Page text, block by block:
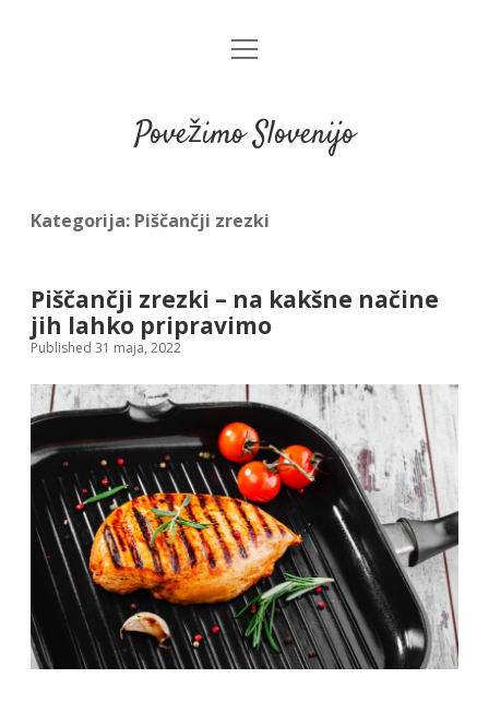
open
Povežimo Slovenijo
Kategorija: Piščančji zrezki
Piščančji zrezki – na kakšne načine
jih lahko pripravimo
Published 31 maja, 2022